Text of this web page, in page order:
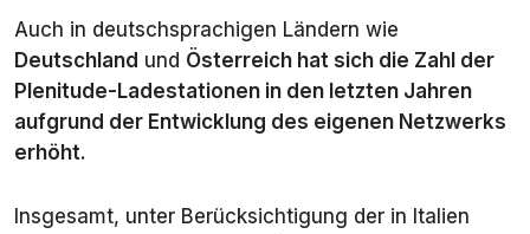
Auch in deutschsprachigen Ländern wie
Deutschland und Österreich hat sich die Zahl der
Plenitude-Ladestationen in den letzten Jahren
aufgrund der Entwicklung des eigenen Netzwerks
erhöht.
Insgesamt, unter Berücksichtigung der in Italien